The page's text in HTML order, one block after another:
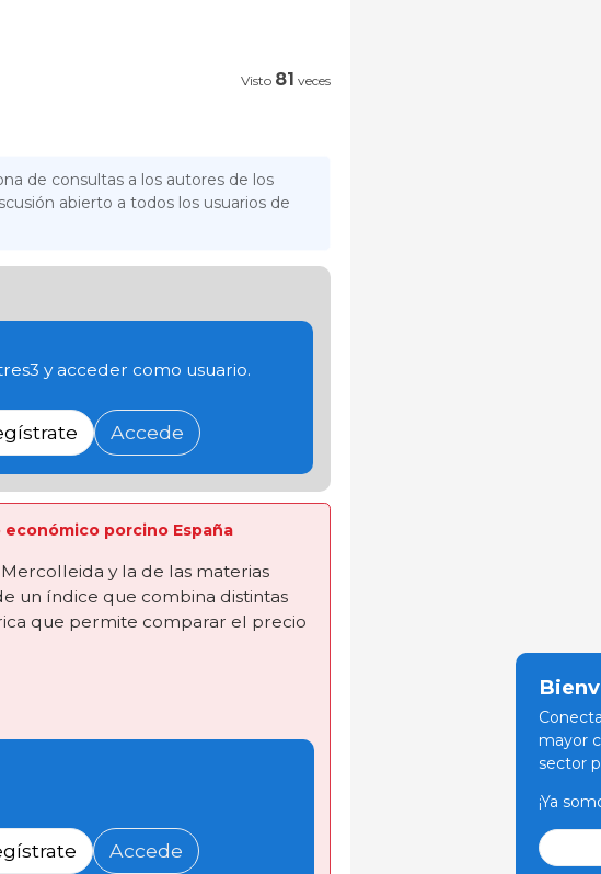
Visto 81 veces
de consultas a los autores de los
abierto a todos los usuarios de
y acceder como usuario.
Accede
porcino España
y la de las materias
un índice que combina distintas
que permite comparar el precio
Accede
mayor
sector
¡Ya